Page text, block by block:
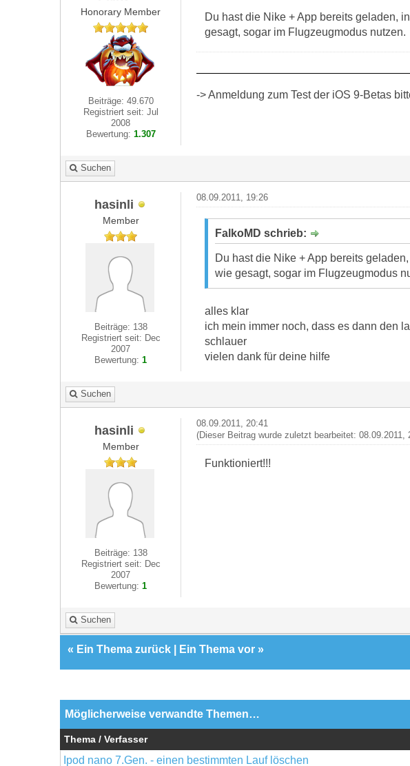
Honorary Member
Beiträge: 49.670
Registriert seit: Jul
2008
Bewertung: 1.307
Du hast die Nike + App bereits geladen,
gesagt, sogar im Flugzeugmodus nutzen.
-> Anmeldung zum Test der iOS 9-Betas
Suchen
hasinli
Member
Beiträge: 138
Registriert seit: Dec
2007
Bewertung:1
08.09.2011, 19:26
FalkoMD schrieb:
Du hast die Nike + App bereits
wie gesagt, sogar im Flugzeugmodus
alles klar
ich mein immer noch, dass es dann den
schlauer
vielen dank für deine hilfe
Suchen
hasinli
Member
Beiträge: 138
Registriert seit: Dec
2007
Bewertung:1
08.09.2011, 20:41
(Dieser Beitrag wurde zuletzt bearbeitet: 08.09.2011,
Funktioniert!!!
Suchen
« Ein Thema zurück Ein Thema vor »
Möglicherweise verwandte Themen…
Thema / Verfasser
Ipod nano 7.Gen. - einen bestimmten Lauf löschen